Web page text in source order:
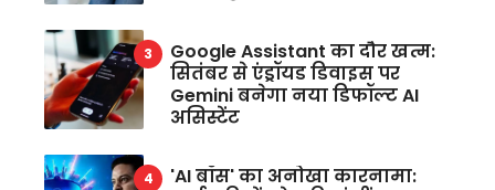
Google Assistant का दौर खत्म:
सितंबर से एंड्रॉयड डिवाइस पर
Gemini बनेगा नया डिफॉल्ट AI
असिस्टेंट
'AI बॉस' का अनोखा कारनामा: